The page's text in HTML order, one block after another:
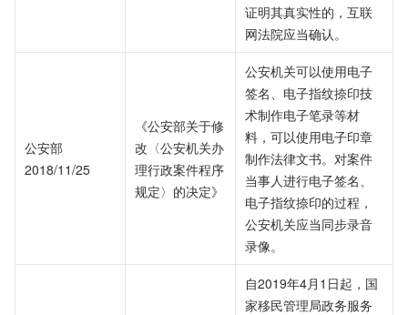
证明其真实性的，互联
网法院应当确认。
公安部
2018/11/25
《公安部关于修
改〈公安机关办
理行政案件程序
规定〉的决定》
公安机关可以使用电子
签名、电子指纹捺印技
术制作电子笔录等材
料，可以使用电子印章
制作法律文书。对案件
当事人进行电子签名、
电子指纹捺印的过程，
公安机关应当同步录音
录像。
自2019年4月1日起，国
家移民管理局政务服务